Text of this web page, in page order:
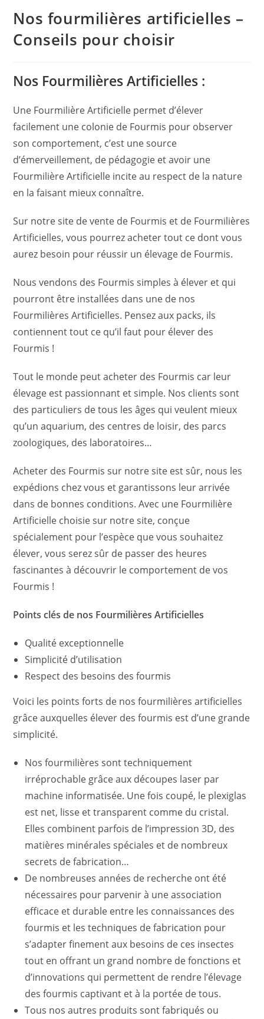
Nos fourmilières artificielles –
Conseils pour choisir
Nos Fourmilières Artificielles :
Une Fourmilière Artificielle permet d’élever
facilement une colonie de Fourmis pour observer
son comportement, c’est une source
d’émerveillement, de pédagogie et avoir une
Fourmilière Artificielle incite au respect de la nature
en la faisant mieux connaître.
Sur notre site de vente de Fourmis et de Fourmilières
Artificielles, vous pourrez acheter tout ce dont vous
aurez besoin pour réussir un élevage de Fourmis.
Nous vendons des Fourmis simples à élever et qui
pourront être installées dans une de nos
Fourmilières Artificielles. Pensez aux packs, ils
contiennent tout ce qu’il faut pour élever des
Fourmis !
Tout le monde peut acheter des Fourmis car leur
élevage est passionnant et simple. Nos clients sont
des particuliers de tous les âges qui veulent mieux
qu’un aquarium, des centres de loisir, des parcs
zoologiques, des laboratoires…
Acheter des Fourmis sur notre site est sûr, nous les
expédions chez vous et garantissons leur arrivée
dans de bonnes conditions. Avec une Fourmilière
Artificielle choisie sur notre site, conçue
spécialement pour l’espèce que vous souhaitez
élever, vous serez sûr de passer des heures
fascinantes à découvrir le comportement de vos
Fourmis !
Points clés de nos Fourmilières Artificielles
Qualité exceptionnelle
Simplicité d’utilisation
Respect des besoins des fourmis
Voici les points forts de nos fourmilières artificielles
grâce auxquelles élever des fourmis est d’une grande
simplicité.
Nos fourmilières sont techniquement
irréprochable grâce aux découpes laser par
machine informatisée. Une fois coupé, le plexiglas
est net, lisse et transparent comme du cristal.
Elles combinent parfois de l’impression 3D, des
matières minérales spéciales et de nombreux
secrets de fabrication…
De nombreuses années de recherche ont été
nécessaires pour parvenir à une association
efficace et durable entre les connaissances des
fourmis et les techniques de fabrication pour
s’adapter finement aux besoins de ces insectes
tout en offrant un grand nombre de fonctions et
d’innovations qui permettent de rendre l’élevage
des fourmis captivant et à la portée de tous.
Tous nos autres produits sont fabriqués ou